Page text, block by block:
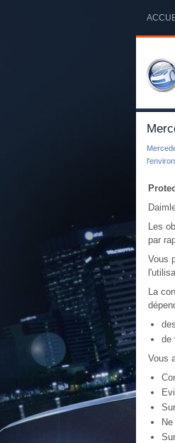
Les
par
Vous
La
de
Vous